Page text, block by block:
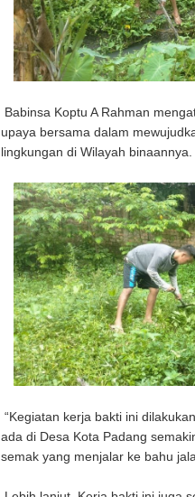
Babinsa Koptu A Rahman
upaya bersama dalam
lingkungan di Wilayah binaannya.
“Kegiatan kerja bakti ini
ada di Desa Kota Padang
semak yang menjalar ke bahu